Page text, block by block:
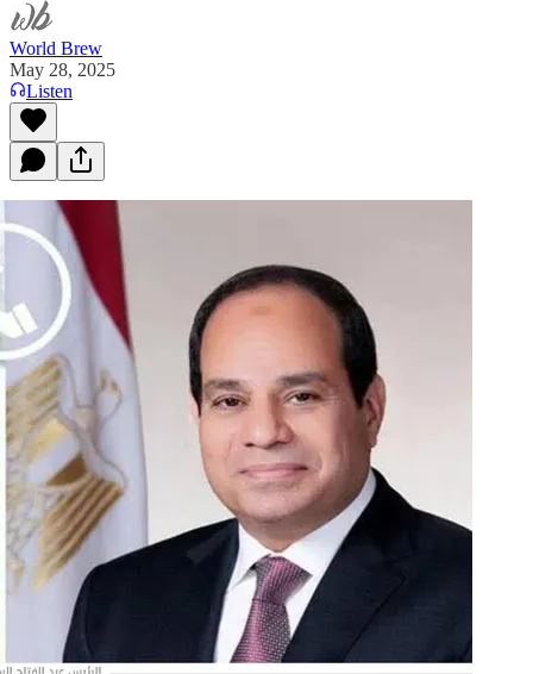
World Brew
May 28, 2025
Listen